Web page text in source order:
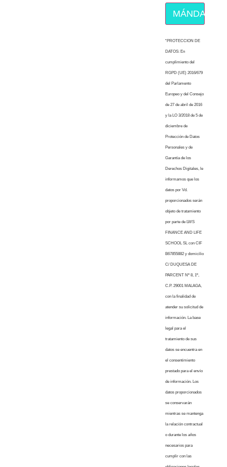
MÁNDAME
“PROTECCION DE
DATOS: En
cumplimiento del
RGPD (UE) 2016/679
del Parlamento
Europeo y del Consejo
de 27 de abril de 2016
y la LO 3/2018 de 5 de
diciembre de
Protección de Datos
Personales y de
Garantía de los
Derechos Digitales, le
informamos que los
datos por Vd.
proporcionados serán
objeto de tratamiento
por parte de LWS
FINANCE AND LIFE
SCHOOL SL con CIF
B67855882 y domicilio
C/ DUQUESA DE
PARCENT Nº 8, 1º,
C.P. 29001 MALAGA,
con la finalidad de
atender su solicitud de
información. La base
legal para el
tratamiento de sus
datos se encuentra en
el consentimiento
prestado para el envío
de información. Los
datos proporcionados
se conservarán
mientras se mantenga
la relación contractual
o durante los años
necesarios para
cumplir con las